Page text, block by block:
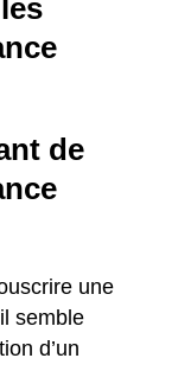
de
une
semble
d’un